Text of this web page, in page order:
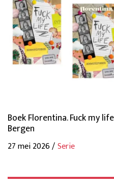
Boek Florentina. Fuck my
Bergen
27 mei 2026 /Serie